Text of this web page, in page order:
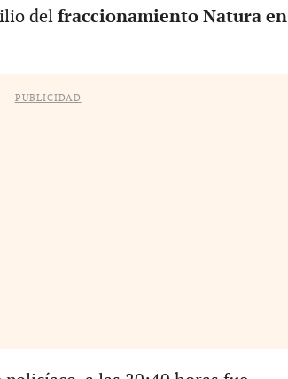
del fraccionamiento Natura en
PUBLICIDAD